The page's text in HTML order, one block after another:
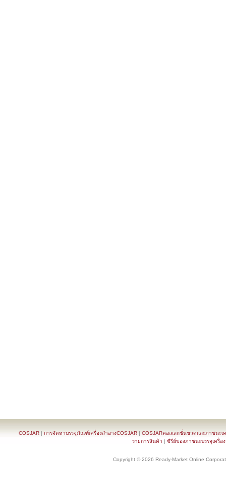
COSJAR | การจัดหาบรรจุภัณฑ์เครื่องสำอางCOSJAR | COSJARคอลเลกชั่นขวดและภาชนะเ
รายการสินค้า | ซีรีย์ของภาชนะบรรจุเครื่อ
Copyright © 2026 Ready-Market Online